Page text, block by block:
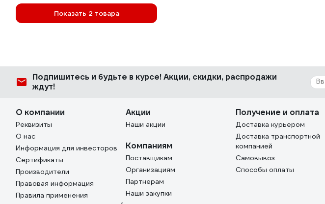
Показать 2 товара
Подпишитесь и будьте в курсе! Акции, скидки, распродажи
ждут!
О компании
Реквизиты
О нас
Информация для инвесторов
Сертификаты
Производители
Правовая информация
Правила применения
Акции
Наши акции
Компаниям
Поставщикам
Организациям
Партнерам
Наши закупки
Получение и оплата
Доставка курьером
Доставка транспортной
компанией
Самовывоз
Способы оплаты